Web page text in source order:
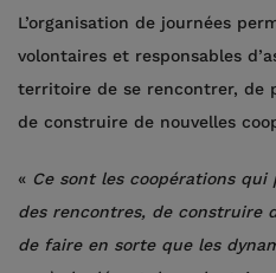
L’organisation de journées
volontaires et responsables
territoire de se rencontrer, de
de construire de nouvelles
« Ce sont les coopérations
des rencontres, de construire
de faire en sorte que les